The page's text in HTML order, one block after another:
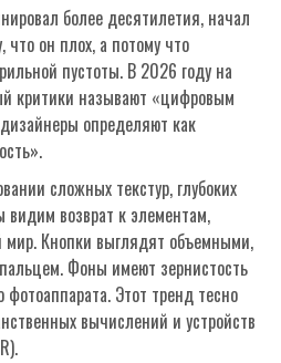
более десятилетия, начал
он плох, а потому что
пустоты. В 2026 году на
критики называют «цифровым
определяют как
сложных текстур, глубоких
возврат к элементам,
Кнопки выглядят объемными,
Фоны имеют зернистость
Этот тренд тесно
вычислений и устройств